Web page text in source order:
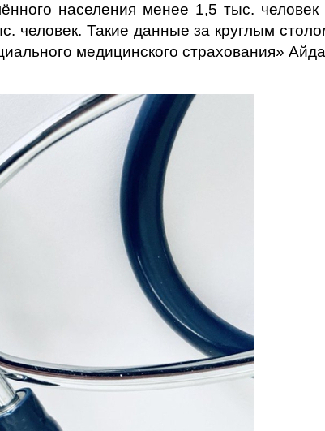
населения менее 1,5 тыс.
человек. Такие данные за круглым
медицинского страхования»